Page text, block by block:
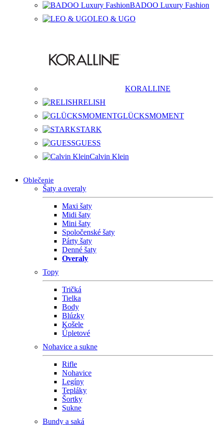
BADOO Luxury Fashion
LEO & UGO
KORALLINE
RELISH
GLÜCKSMOMENT
STARK
GUESS
Calvin Klein
Oblečenie
Šaty a overaly
Maxi šaty
Midi šaty
Mini šaty
Spoločenské šaty
Párty šaty
Denné šaty
Overaly
Topy
Tričká
Tielka
Body
Blúzky
Košele
Úpletové
Nohavice a sukne
Rifle
Nohavice
Legíny
Tepláky
Šortky
Sukne
Bundy a saká